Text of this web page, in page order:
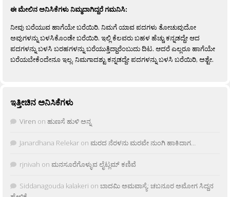
ಈ ಮೇಲಿನ ಅನಿಸಿಕೆಗಳು ನಿಮ್ಮದಾಗಿದ್ದರೆ ಗಮನಿಸಿ:
ನೀವು ಬರೆಯುವ ಹಾಗೆಯೇ ಬರೆಯಿರಿ. ನಿಮಗೆ ಯಾವ ಪದಗಳು ತೋಚುವುದೋ
ಅವುಗಳನ್ನು ಬಳಸಿಕೊಂಡೇ ಬರೆಯಿರಿ. ಇಲ್ಲಿ ಕೆಲವರು ಬಹಳ ಹೆಚ್ಚು ಕನ್ನಡದ್ದೇ ಆದ
ಪದಗಳನ್ನು ಬಳಸಿ ಬರಹಗಳನ್ನು ಬರೆಯುತ್ತಿದ್ದಾರೆಂಬುದು ದಿಟ. ಆದರೆ ಎಲ್ಲರೂ ಹಾಗೆಯೇ
ಬರೆಯಬೇಕೆಂದೇನೂ ಇಲ್ಲ. ನಿಮಗಾದಶ್ಟು ಕನ್ನಡದ್ದೇ ಪದಗಳನ್ನು ಬಳಸಿ ಬರೆಯಿರಿ, ಅಶ್ಟೇ.
ಇತ್ತೀಚಿನ ಅನಿಸಿಕೆಗಳು
Viren on ಹುಣಸೆ ಹುಳಿ ಅನ್ನ
Janardhana Relekar on ಮರದ ನೆರಳನು ಮರವೇ ನುಂಗಿ ಹಾಕಿದಾಗ…
rjnivah on ಮನಸೂರೆಗೊಳ್ಳುವ ಲೈಟ್ಲಮ್ ಕಣಿವೆ
Siddanagouda kalakeri on ಬಾದಮಿ ಅಮವಾಸ್ಯೆ: ಚಬನೂರ ಅಮೋಗ ಸಿದ್ದನ